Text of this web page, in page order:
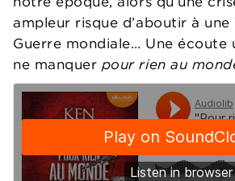
ampleur risque d’aboutir à une
Guerre mondiale… Une écoute
ne manquer pour rien au